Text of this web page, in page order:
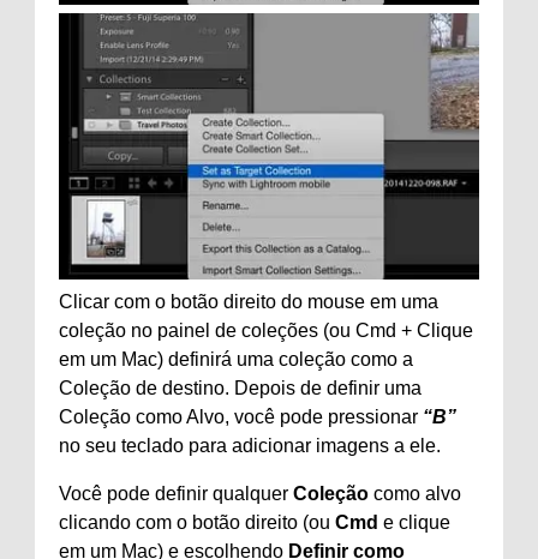
Clicar com o botão direito do mouse em uma
coleção no painel de coleções (ou Cmd + Clique
em um Mac) definirá uma coleção como a
Coleção de destino. Depois de definir uma
Coleção como Alvo, você pode pressionar “B”
no seu teclado para adicionar imagens a ele.
Você pode definir qualquer Coleção como alvo
clicando com o botão direito (ou Cmd e clique
em um Mac) e escolhendo Definir como